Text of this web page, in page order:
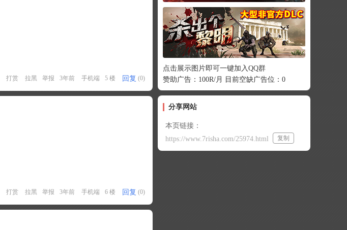
打赏 拉黑 举报 3年前 手机端 5 楼 回复 (0)
打赏 拉黑 举报 3年前 手机端 6 楼 回复 (0)
点击展示图片即可一键加入QQ群
赞助广告：100R/月 目前空缺广告位：0
分享网站
本页链接：
https://www.7risha.com/25974.html
复制